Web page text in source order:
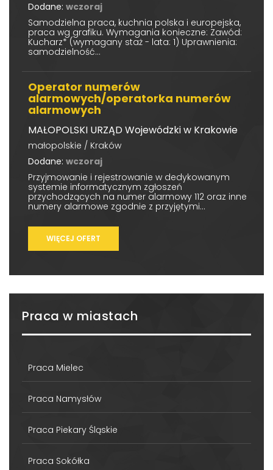
Dodane: wczoraj
Samodzielna praca, kuchnia polska i europejska,
praca wg grafiku. Wymagania konieczne: Zawód:
Kucharz* (wymagany staż - lata: 1) Uprawnienia:
samodzielność...
Operator numerów
alarmowych/operatorka numerów
alarmowych
MAŁOPOLSKI URZĄD Wojewódzki w Krakowie
małopolskie / Kraków
Dodane: wczoraj
Przyjmowanie i rejestrowanie w dedykowanym
systemie informatycznym zgłoszeń
przychodzących na numer alarmowy 112 oraz inne
numery alarmowe zgodnie z przyjętymi...
WIĘCEJ OFERT
Praca w miastach
Praca Mielec
Praca Namysłów
Praca Piekary Śląskie
Praca Sokółka